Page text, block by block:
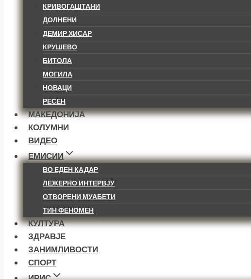
КРИВОГАШТАНИ
ДОЛНЕНИ
ДЕМИР ХИСАР
КРУШЕВО
БИТОЛА
МОГИЛА
НОВАЦИ
РЕСЕН
МАКЕДОНИЈА
КОЛУМНИ
ВИДЕО
ЕМИСИИ
ВО ЕДЕН КАДАР
ЛЕЖЕРНО ИНТЕРВЈУ
ОТВОРЕНИ МУАБЕТИ
ТИН ФЕНОМЕН
КУЛТУРА
ЗДРАВЈЕ
ЗАНИМЛИВОСТИ
СПОРТ